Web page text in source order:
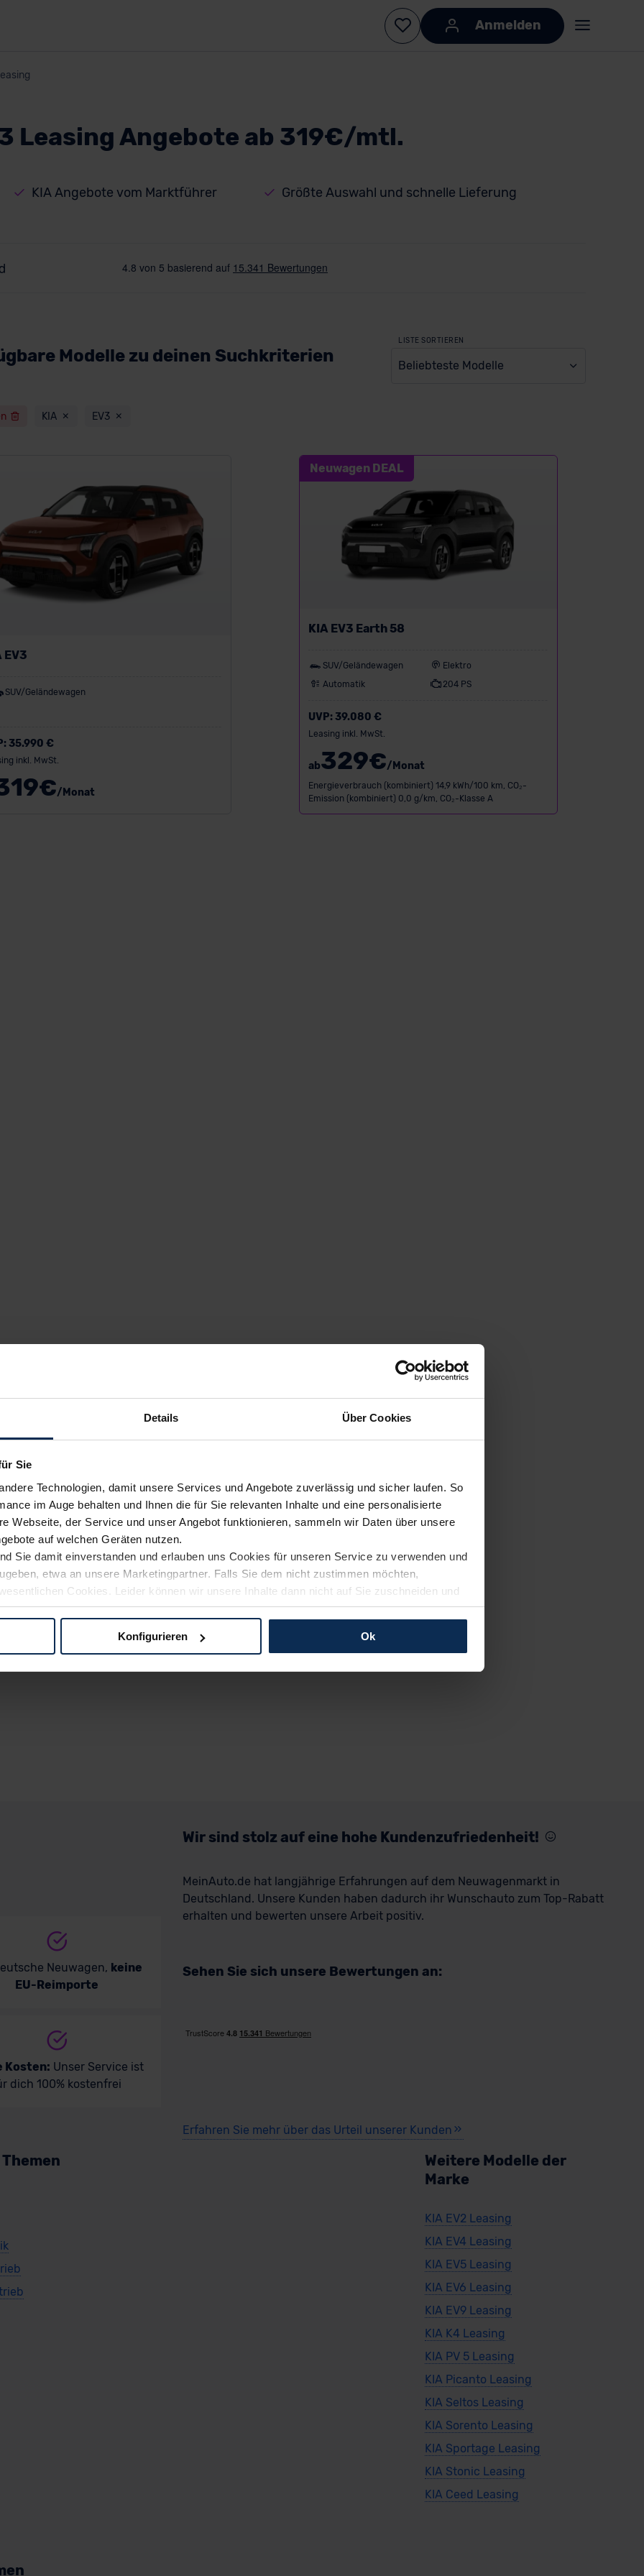
Details Über Cookies
Sie
Technologien, damit unsere Services und Angebote zuverlässig und sicher laufen. So
im Auge behalten und Ihnen die für Sie relevanten Inhalte und eine personalisierte
Webseite, der Service und unser Angebot funktionieren, sammeln wir Daten über unsere
auf welchen Geräten nutzen.
Sie damit einverstanden und erlauben uns Cookies für unseren Service zu verwenden und
etwa an unsere Marketingpartner. Falls Sie dem nicht zustimmen möchten,
Cookies. Leider können wir unsere Inhalte dann nicht auf Sie zuschneiden und
Weg zu Ihrem Neuwagen unterstützen. Sie können die Einstellungen jederzeit anpassen
Konfigurieren Ok
Anmelden
Leasing Angebote ab 319€/mtl.
KIA Angebote vom Marktführer Größte Auswahl und schnelle Lieferung
Modelle zu deinen Suchkriterien
LISTE SORTIEREN
Beliebteste Modelle
KIA EV3
EV3
SUV/Geländewagen
35.990 €
inkl. MwSt.
€/Monat
Neuwagen DEAL
KIA EV3 Earth 58
SUV/Geländewagen
Elektro
Automatik
204 PS
UVP:39.080 €
Leasing inkl. MwSt.
ab329€/Monat
Energieverbrauch (kombiniert) 14,9 kWh/100 km, CO₂-
Emission (kombiniert) 0,0 g/km, CO₂-Klasse A
Neuwagen, keine
EU-Reimporte
Kosten: Unser Service ist
dich 100% kostenfrei
Wir sind stolz auf eine hohe Kundenzufriedenheit!
MeinAuto.de hat langjährige Erfahrungen auf dem Neuwagenmarkt in
Deutschland. Unsere Kunden haben dadurch ihr Wunschauto zum Top-Rabatt
erhalten und bewerten unsere Arbeit positiv.
Sehen Sie sich unsere Bewertungen an:
Erfahren Sie mehr über das Urteil unserer Kunden
Weitere Modelle der
Marke
KIA EV2 Leasing
KIA EV4 Leasing
KIA EV5 Leasing
KIA EV6 Leasing
KIA EV9 Leasing
KIA K4 Leasing
KIA PV 5 Leasing
KIA Picanto Leasing
KIA Seltos Leasing
KIA Sorento Leasing
KIA Sportage Leasing
KIA Stonic Leasing
KIA Ceed Leasing